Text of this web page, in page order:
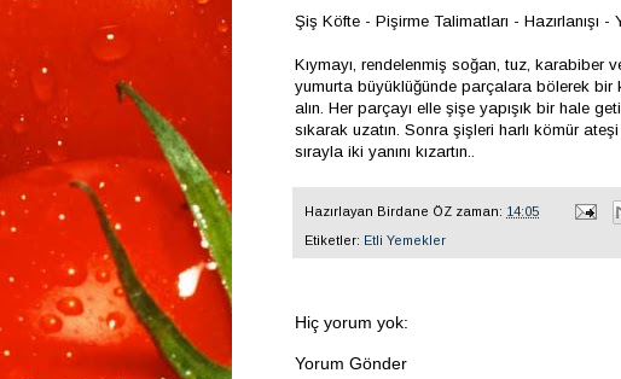
Şiş Köfte - Pişirme Talimatları - Hazırlanışı -
Kıymayı, rendelenmiş soğan, tuz, karabiber
yumurta büyüklüğünde parçalara bölerek bir
alın. Her parçayı elle şişe yapışık bir hale
sıkarak uzatın. Sonra şişleri harlı kömür
sırayla iki yanını kızartın..
Hazırlayan Birdane ÖZ zaman: 14:05
Etiketler: Etli Yemekler
Hiç yorum yok:
Yorum Gönder